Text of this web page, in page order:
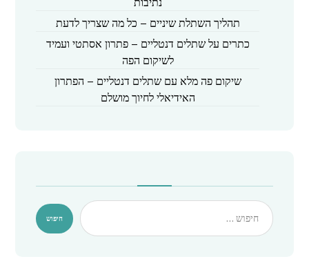
תהליך השתלת שיניים – כל מה שצריך לדעת
כתרים על שתלים דנטליים – פתרון אסתטי ועמיד
לשיקום הפה
שיקום פה מלא עם שתלים דנטליים – הפתרון
האידיאלי לחיוך מושלם